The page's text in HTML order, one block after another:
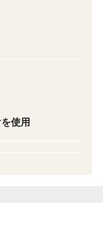
もそのまま食べ
使用